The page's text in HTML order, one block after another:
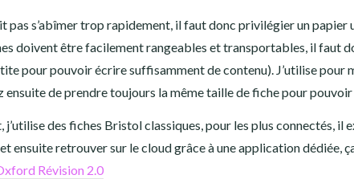
pas s’abîmer trop rapidement, il faut donc privilégier un papier
doivent être facilement rangeables et transportables, il faut
pour pouvoir écrire suffisamment de contenu). J’utilise pour
ensuite de prendre toujours la même taille de fiche pour
j’utilise des fiches Bristol classiques, pour les plus connectés, il
ensuite retrouver sur le cloud grâce à une application dédiée,
Révision 2.0